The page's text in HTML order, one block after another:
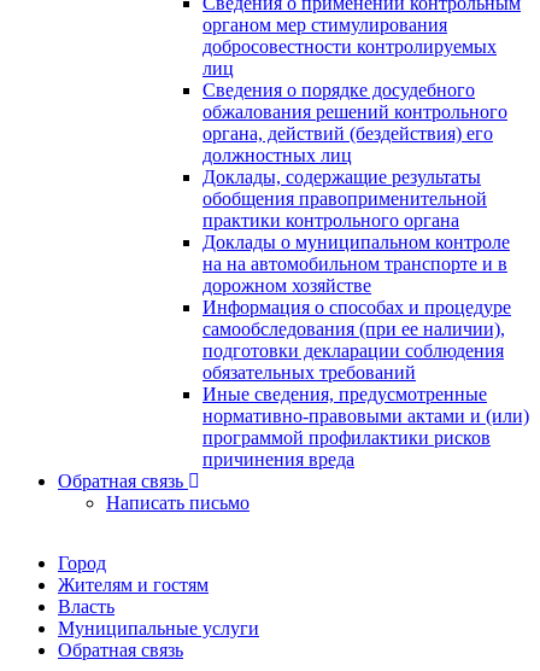
органом мер стимулирования
добросовестности контролируемых
лиц
Сведения о порядке досудебного
обжалования решений контрольного
органа, действий (бездействия) его
должностных лиц
Доклады, содержащие результаты
обобщения правоприменительной
практики контрольного органа
Доклады о муниципальном контроле
на на автомобильном транспорте и в
дорожном хозяйстве
Информация о способах и процедуре
самообследования (при ее наличии),
подготовки декларации соблюдения
обязательных требований
Иные сведения, предусмотренные
нормативно-правовыми актами и (или)
программой профилактики рисков
причинения вреда
Обратная связь
Написать письмо
Город
Жителям и гостям
Власть
Муниципальные услуги
Обратная связь